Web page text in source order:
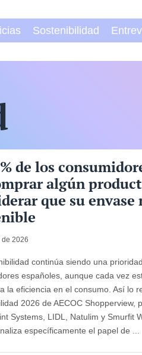
Sostenibilidad
de los
algún
que su envase
2026
continúa siendo una
españoles, aunque cada vez
la eficiencia en el consumo. Así lo
2026 de AECOC Shopperview,
Systems, LIDL, Natulim y Smurfit
específicamente el papel de ...